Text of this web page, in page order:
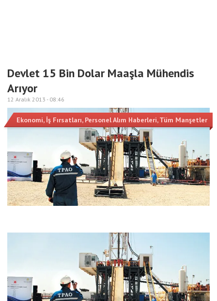
Devlet 15 Bin Dolar Maaşla Mühendis
Arıyor
12 Aralık 2013 - 08:46
Ekonomi, İş Fırsatları, Personel Alım Haberleri,Tüm Manşetler